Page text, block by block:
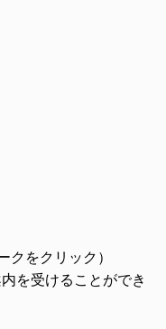
クをクリック）
を受けることができ